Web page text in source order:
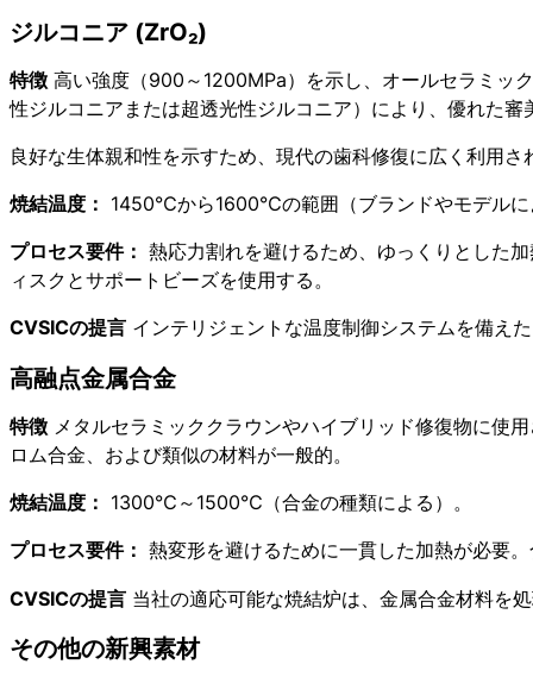
ジルコニア (ZrO₂)
特徴 高い強度（900～1200MPa）を示し、オールセラミッ
性ジルコニアまたは超透光性ジルコニア）により、優れた審
良好な生体親和性を示すため、現代の歯科修復に広く利用さ
焼結温度： 1450℃から1600℃の範囲（ブランドやモデルに
プロセス要件： 熱応力割れを避けるため、ゆっくりとした
ィスクとサポートビーズを使用する。
CVSICの提言 インテリジェントな温度制御システムを備え
高融点金属合金
特徴 メタルセラミッククラウンやハイブリッド修復物に使
ロム合金、および類似の材料が一般的。
焼結温度： 1300℃～1500℃（合金の種類による）。
プロセス要件： 熱変形を避けるために一貫した加熱が必要
CVSICの提言 当社の適応可能な焼結炉は、金属合金材料を
その他の新興素材